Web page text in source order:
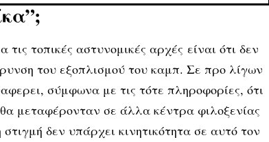
τοπικές αστυνομικές αρχές είναι ότι δεν
του εξοπλισμού του καμπ. Σε προ λίγων
σύμφωνα με τις τότε πληροφορίες, ότι
θα μεταφέρονταν σε άλλα κέντρα φιλοξενίας
δεν υπάρχει κινητικότητα σε αυτό τον